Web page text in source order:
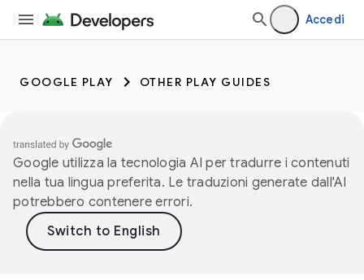
Accedi
GOOGLE PLAY OTHER PLAY GUIDES
Google utilizza la tecnologia AI per tradurre i contenuti
nella tua lingua preferita. Le traduzioni generate dall'AI
potrebbero contenere errori.